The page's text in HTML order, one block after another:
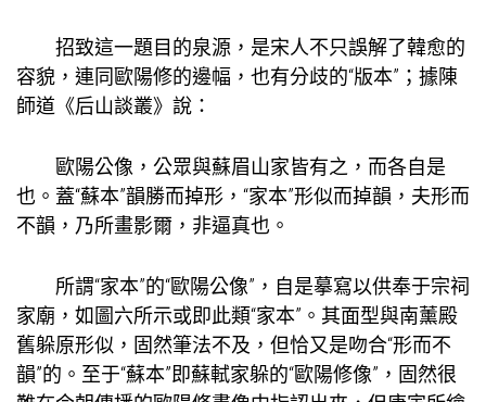
招致這一題目的泉源，是宋人不只誤解了韓愈的
容貌，連同歐陽修的邊幅，也有分歧的“版本”；據陳
師道《后山談叢》說：
歐陽公像，公眾與蘇眉山家皆有之，而各自是
也。蓋“蘇本”韻勝而掉形，“家本”形似而掉韻，夫形而
不韻，乃所畫影爾，非逼真也。
所謂“家本”的“歐陽公像”，自是摹寫以供奉于宗祠
家廟，如圖六所示或即此類“家本”。其面型與南薰殿
舊躲原形似，固然筆法不及，但恰又是吻合“形而不
韻”的。至于“蘇本”即蘇軾家躲的“歐陽修像”，固然很